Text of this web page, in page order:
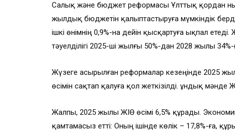
Салық және бюджет реформасы Ұлттық қордан
жылдық бюджетін қалыптастыруға мүмкіндік
ішкі өнімнің 0,9%-на дейін қысқартуға ықпал
тәуелділігі 2025-ші жылғы 50%-дан 2028 жылы
Жүзеге асырылған реформалар кезеңінде 2025
өсімін сақтап қалуға қол жеткізілді. Құндық
Жалпы, 2025 жылы ЖІӨ өсімі 6,5% құрады.
қамтамасыз етті: Оның ішінде көлік – 17,8%-ға,